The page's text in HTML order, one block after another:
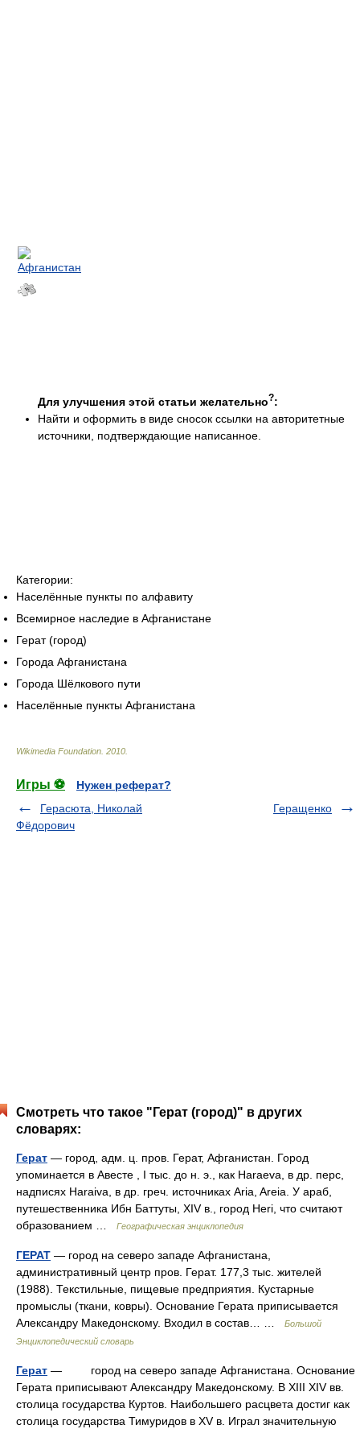
Для улучшения этой статьи желательно?:
Найти и оформить в виде сносок ссылки на авторитетные
источники, подтверждающие написанное.
Категории:
Населённые пункты по алфавиту
Всемирное наследие в Афганистане
Герат (город)
Города Афганистана
Города Шёлкового пути
Населённые пункты Афганистана
Wikimedia Foundation 2010
Игры ⚽
Нужен реферат?
Герасюта, Николай
Фёдорович
Геращенко
Смотреть что такое "Герат (город)" в других
словарях:
Герат — город, адм. ц. пров. Герат, Афганистан. Город
упоминается в Авесте , I тыс. до н. э., как Haraeva, в др. перс,
надписях Haraiva, в др. греч. источниках Aria, Areia. У араб,
путешественника Ибн Баттуты, XIV в., город Heri, что считают
образованием …
Географическая энциклопедия
ГЕРАТ — город на северо западе Афганистана,
административный центр пров. Герат. 177,3 тыс. жителей
(1988). Текстильные, пищевые предприятия. Кустарные
промыслы (ткани, ковры). Основание Герата приписывается
Александру Македонскому. Входил в состав… …
Большой
Энциклопедический словарь
Герат — город на северо западе Афганистана. Основание
Герата приписывают Александру Македонскому. В XIII XIV вв.
столица государства Куртов. Наибольшего расцвета достиг как
столица государства Тимуридов в XV в. Играл значительную